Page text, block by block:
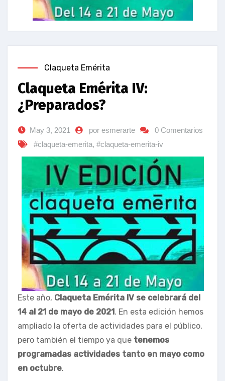
Claqueta Emérita
Claqueta Emérita IV:
¿Preparados?
May 3, 2021 por esmerarte
0 Comentarios
#claqueta-emerita, #claqueta-emerita-iv
Este año, Claqueta Emérita IV se celebrará del
14 al 21 de mayo de 2021. En esta edición hemos
ampliado la oferta de actividades para el público,
pero también el tiempo ya que tenemos
programadas actividades tanto en mayo como
en octubre.